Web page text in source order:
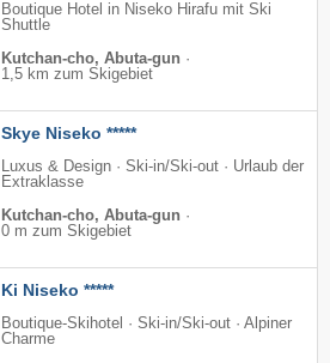
Boutique Hotel in Niseko Hirafu mit Ski
Shuttle
Kutchan-cho, Abuta-gun ·
1,5 km zum Skigebiet
Skye Niseko *****
Luxus & Design · Ski-in/Ski-out · Urlaub der
Extraklasse
Kutchan-cho, Abuta-gun ·
0 m zum Skigebiet
Ki Niseko *****
Boutique-Skihotel · Ski-in/Ski-out · Alpiner
Charme